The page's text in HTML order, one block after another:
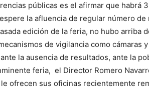
públicas es el afirmar que habrá
la afluencia de regular número
edición de la feria, no hubo arriba
de vigilancia como cámaras
la ausencia de resultados, ante la
feria, el Director Romero
ofrecen sus oficinas recientemente